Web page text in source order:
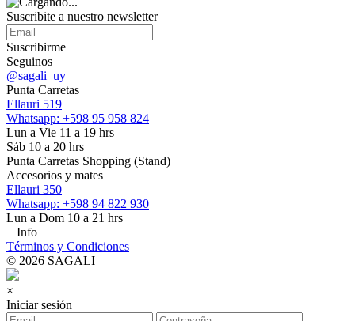
Suscribite a nuestro newsletter
Suscribirme
Seguinos
@sagali_uy
Punta Carretas
Ellauri 519
Whatsapp: +598 95 958 824
Lun a Vie 11 a 19 hrs
Sáb 10 a 20 hrs
Punta Carretas Shopping (Stand)
Accesorios y mates
Ellauri 350
Whatsapp: +598 94 822 930
Lun a Dom 10 a 21 hrs
+ Info
Términos y Condiciones
© 2026 SAGALI
×
Iniciar sesión